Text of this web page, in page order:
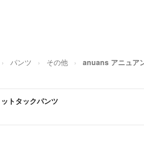
パンツ その他 anuans アニュア
トタックパンツ